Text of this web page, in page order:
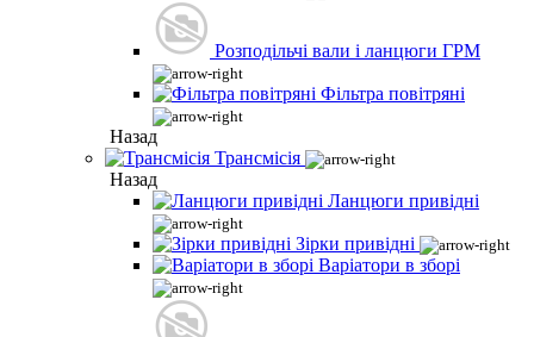
Розподільчі вали і ланцюги ГРМ
Фільтра повітряні
Назад
Трансмісія
Назад
Ланцюги привідні
Зірки привідні
Варіатори в зборі